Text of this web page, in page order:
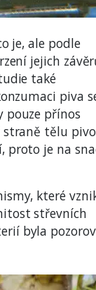
je, ale podle
jejich
také
piva
pouze přínos
straně tělu
proto je na
které
střevních
byla